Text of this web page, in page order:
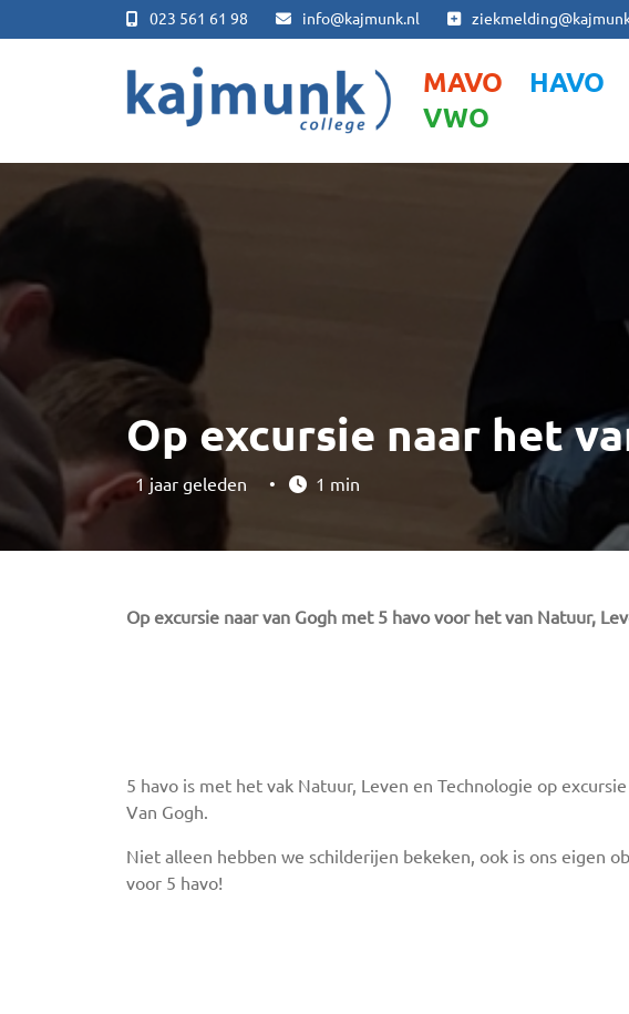
023 561 61 98 info@kajmunk.nl
MAVO
HAVO
VWO
Op excursie naar het
1 jaar geleden • 1 min
Op excursie naar van Gogh met 5 havo voor het van Natuur,
5 havo is met het vak Natuur, Leven en Technologie op
Van Gogh.
Niet alleen hebben we schilderijen bekeken, ook is ons eigen
voor 5 havo!